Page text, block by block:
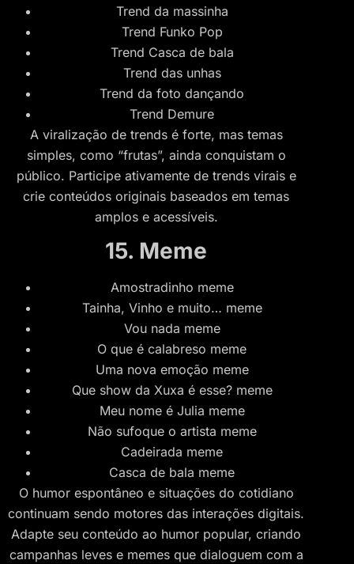
Trend da massinha
Trend Funko Pop
Trend Casca de bala
Trend das unhas
Trend da foto dançando
Trend Demure
A viralização de trends é forte, mas temas
simples, como “frutas”, ainda conquistam o
público. Participe ativamente de trends virais e
crie conteúdos originais baseados em temas
amplos e acessíveis.
15. Meme
Amostradinho meme
Tainha, Vinho e muito… meme
Vou nada meme
O que é calabreso meme
Uma nova emoção meme
Que show da Xuxa é esse? meme
Meu nome é Julia meme
Não sufoque o artista meme
Cadeirada meme
Casca de bala meme
O humor espontâneo e situações do cotidiano
continuam sendo motores das interações digitais.
Adapte seu conteúdo ao humor popular, criando
campanhas leves e memes que dialoguem com a